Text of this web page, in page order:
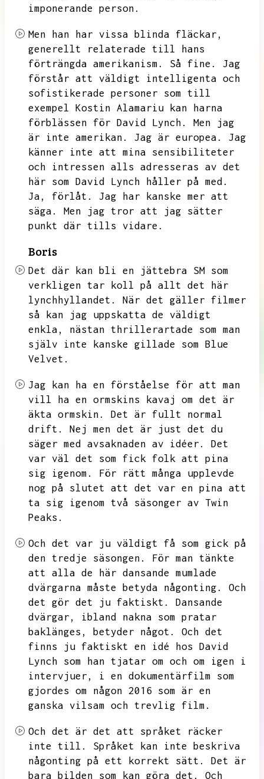
imponerande person.
Men han har vissa blinda fläckar,
generellt relaterade till hans
förträngda amerikanism.
Så fine.
Jag
förstår att väldigt intelligenta och
sofistikerade personer som till
exempel Kostin Alamariu kan harna
förblässen för David Lynch.
Men jag
är inte amerikan.
Jag är europea.
Jag
känner inte att mina sensibiliteter
och intressen alls adresseras av det
här som David Lynch håller på med.
Ja,
förlåt.
Jag har kanske mer att
säga.
Men jag tror att jag sätter
punkt där tills vidare.
Boris
Det där kan bli en jättebra SM som
verkligen tar koll på allt det här
lynchhyllandet.
När det gäller filmer
så kan jag uppskatta de väldigt
enkla,
nästan thrillerartade som man
själv inte kanske gillade som Blue
Velvet.
Jag kan ha en förståelse för att man
vill ha en ormskins kavaj om det är
äkta ormskin.
Det är fullt normal
drift.
Nej men det är just det du
säger med avsaknaden av idéer.
Det
var väl det som fick folk att pina
sig igenom.
För rätt många upplevde
nog på slutet att det var en pina att
ta sig igenom två säsonger av Twin
Peaks.
Och det var ju väldigt få som gick på
den tredje säsongen.
För man tänkte
att alla de här dansande mumlade
dvärgarna måste betyda någonting.
Och
det gör det ju faktiskt.
Dansande
dvärgar,
ibland nakna som pratar
baklänges,
betyder något.
Och det
finns ju faktiskt en idé hos David
Lynch som han tjatar om och om igen i
intervjuer,
i en dokumentärfilm som
gjordes om någon 2016 som är en
ganska vilsam och trevlig film.
Och det är det att språket räcker
inte till.
Språket kan inte beskriva
någonting på ett korrekt sätt.
Det är
bara bilden som kan göra det.
Och